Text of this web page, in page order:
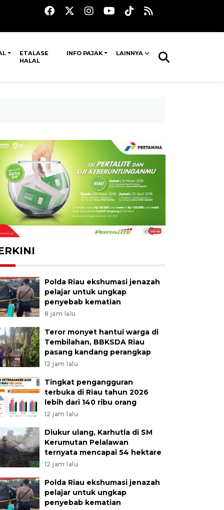
ETALASE
HALAL
INFO PAJAK LAINNYA
Polda Riau ekshumasi jenazah
pelajar untuk ungkap
penyebab kematian
8 jam lalu
Teror monyet hantui warga di
Tembilahan, BBKSDA Riau
pasang kandang perangkap
12 jam lalu
Tingkat pengangguran
terbuka di Riau tahun 2026
lebih dari 140 ribu orang
12 jam lalu
Diukur ulang, Karhutla di SM
Kerumutan Pelalawan
ternyata mencapai 54 hektare
12 jam lalu
Polda Riau ekshumasi jenazah
pelajar untuk ungkap
penyebab kematian